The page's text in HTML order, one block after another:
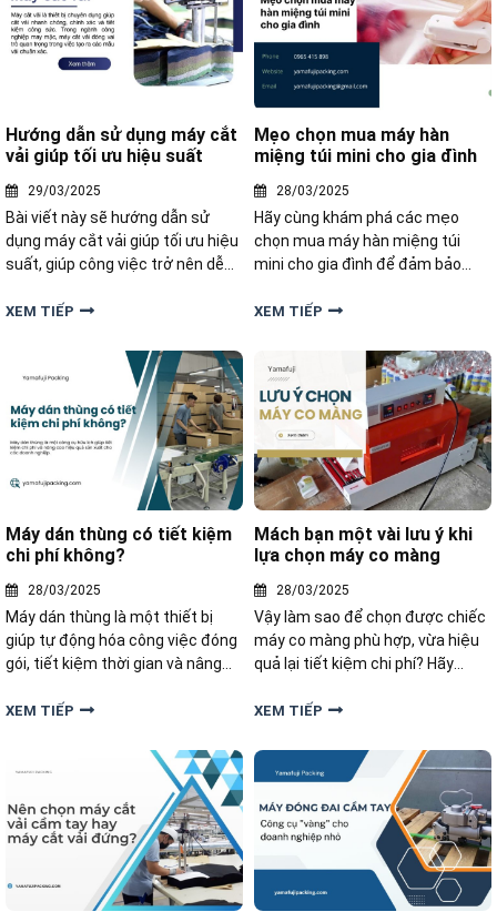
Hướng dẫn sử dụng máy cắt
vải giúp tối ưu hiệu suất
29/03/2025
Bài viết này sẽ hướng dẫn sử
dụng máy cắt vải giúp tối ưu hiệu
suất, giúp công việc trở nên dễ
XEM TIẾP
Mẹo chọn mua máy hàn
miệng túi mini cho gia đình
28/03/2025
Hãy cùng khám phá các mẹo
chọn mua máy hàn miệng túi
mini cho gia đình để đảm bảo
phí.
XEM TIẾP
Máy dán thùng có tiết kiệm
chi phí không?
28/03/2025
Máy dán thùng là một thiết bị
giúp tự động hóa công việc đóng
gói, tiết kiệm thời gian và nâng
máy dán thùng có tiết kiệm chi
XEM TIẾP
Mách bạn một vài lưu ý khi
lựa chọn máy co màng
28/03/2025
Vậy làm sao để chọn được chiếc
máy co màng phù hợp, vừa hiệu
quả lại tiết kiệm chi phí? Hãy
lựa chọn máy co màng trước khi
XEM TIẾP